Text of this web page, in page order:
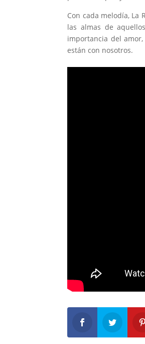
Con cada melodía, La
las almas de
importancia del
están con nosotros.